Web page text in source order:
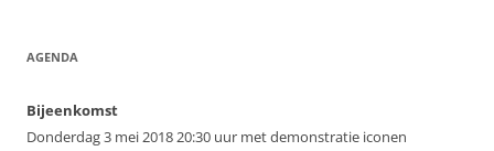
AGENDA
Bijeenkomst
Donderdag 3 mei 2018 20:30 uur met demonstratie iconen